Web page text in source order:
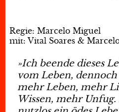
Regie: Marcelo Miguel
mit: Vital Soares &
»Ich beende dieses
vom Leben,
mehr Leben, mehr
Wissen, mehr